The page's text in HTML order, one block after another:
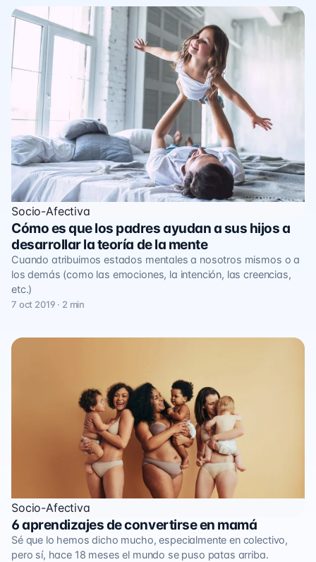
Socio-Afectiva
Cómo es que los padres ayudan a sus hijos a
desarrollar la teoría de la mente
Cuando atribuimos estados mentales a nosotros mismos o a
los demás (como las emociones, la intención, las creencias,
etc.)
7 oct 2019 · 2 min
Socio-Afectiva
6 aprendizajes de convertirse en mamá
Sé que lo hemos dicho mucho, especialmente en colectivo,
pero sí, hace 18 meses el mundo se puso patas arriba.